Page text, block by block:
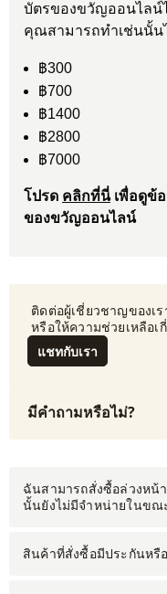
บัตรของขวัญออนไลน์
คุณสามารถทำเช่นนั้น
฿300
฿700
฿1400
฿2800
฿7000
โปรด คลิกที่นี่เพื่อดูข้
ของขวัญออนไลน์
มีคำถามหรือไม่?
ติดต่อผู้เชี่ยวชาญของเ
หรือให้ความช่วยเหลือ
แชทกับเรา
ฉันสามารถสั่งซื้อล่วงหน้
นั้นยังไม่มีจำหน่ายในขณ
สินค้าที่สั่งซื้อมีประกันหรื